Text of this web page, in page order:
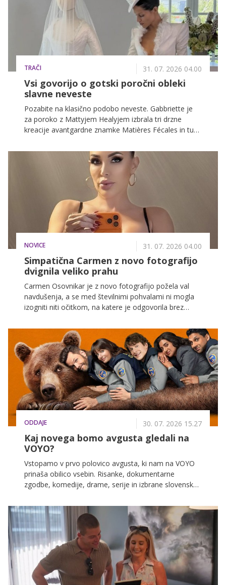
TRAČI 31. 07. 2026 04.00
Vsi govorijo o gotski poročni obleki
slavne neveste
Pozabite na klasično podobo neveste. Gabbriette je
za poroko z Mattyjem Healyjem izbrala tri drzne
kreacije avantgardne znamke Matières Fécales in tudi
nekonvencionalni estetiki. Največ pozornosti je
pritegnila bela poročna obleka, ki je bila vse prej kot
NOVICE 31. 07. 2026 04.00
Simpatična Carmen z novo fotografijo
dvignila veliko prahu
Carmen Osovnikar je z novo fotografijo požela val
navdušenja, a se med številnimi pohvalami ni mogla
izogniti niti očitkom, na katere je odgovorila brez
ODDAJE 30. 07. 2026 15.27
Kaj novega bomo avgusta gledali na
VOYO?
Vstopamo v prvo polovico avgusta, ki nam na VOYO
prinaša obilico vsebin. Risanke, dokumentarne
zgodbe, komedije, drame, serije in izbrane slovenske
Lea Mihevc in ostali vas v prihodnjih dneh čakajo na
VOYO!